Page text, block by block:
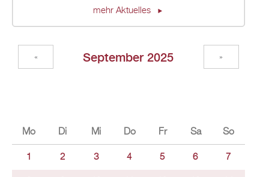
mehr Aktuelles
September 2025
« »
Mo Di Mi Do Fr Sa So
1 2 3 4 5 6 7